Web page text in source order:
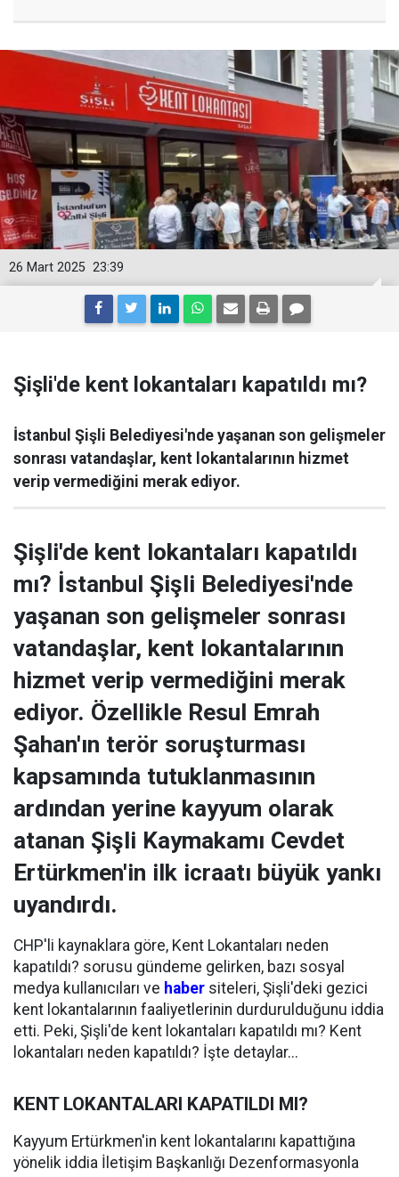
23:39
26 Mart 2025
Şişli'de kent lokantaları kapatıldı mı?
İstanbul Şişli Belediyesi'nde yaşanan son gelişmeler
sonrası vatandaşlar, kent lokantalarının hizmet
verip vermediğini merak ediyor.
Şişli'de kent lokantaları kapatıldı
mı? İstanbul Şişli Belediyesi'nde
yaşanan son gelişmeler sonrası
vatandaşlar, kent lokantalarının
hizmet verip vermediğini merak
ediyor. Özellikle Resul Emrah
Şahan'ın terör soruşturması
kapsamında tutuklanmasının
ardından yerine kayyum olarak
atanan Şişli Kaymakamı Cevdet
Ertürkmen'in ilk icraatı büyük yankı
uyandırdı.
CHP'li kaynaklara göre, Kent Lokantaları neden
kapatıldı? sorusu gündeme gelirken, bazı sosyal
medya kullanıcıları ve haber siteleri, Şişli'deki gezici
kent lokantalarının faaliyetlerinin durdurulduğunu iddia
etti. Peki, Şişli'de kent lokantaları kapatıldı mı? Kent
lokantaları neden kapatıldı? İşte detaylar...
KENT LOKANTALARI KAPATILDI MI?
Kayyum Ertürkmen'in kent lokantalarını kapattığına
yönelik iddia İletişim Başkanlığı Dezenformasyonla